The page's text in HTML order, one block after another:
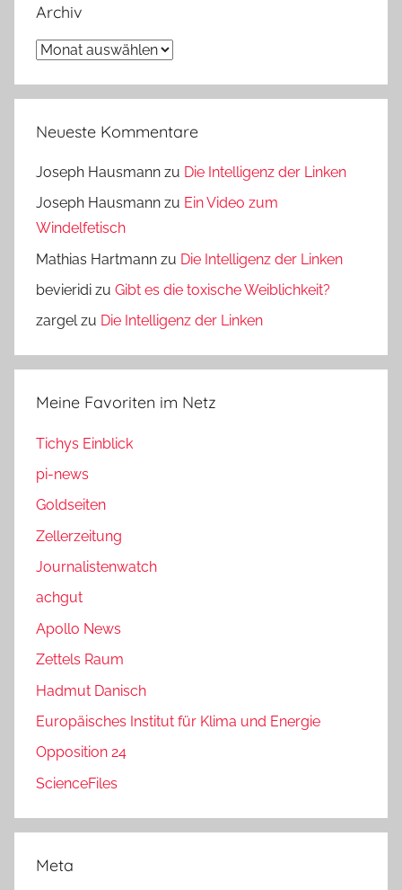
Archiv
Archiv
Neueste Kommentare
Joseph Hausmann zu Die Intelligenz der Linken
Joseph Hausmann zu Ein Video zum
Windelfetisch
Mathias Hartmann zu Die Intelligenz der Linken
bevieridi zu Gibt es die toxische Weiblichkeit?
zargelzu Die Intelligenz der Linken
Meine Favoriten im Netz
Tichys Einblick
pi-news
Goldseiten
Zellerzeitung
Journalistenwatch
achgut
Apollo News
Zettels Raum
Hadmut Danisch
Europäisches Institut für Klima und Energie
Opposition 24
ScienceFiles
Meta